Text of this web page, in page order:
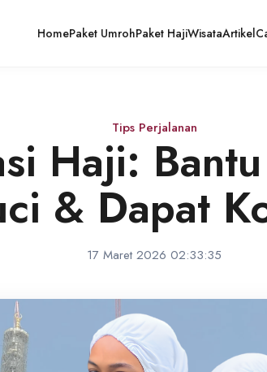
HomePaket UmrohPaket HajiWisataArtikel
Tips Perjalanan
Haji:
& Dapat
17 Maret 2026 02:33:35